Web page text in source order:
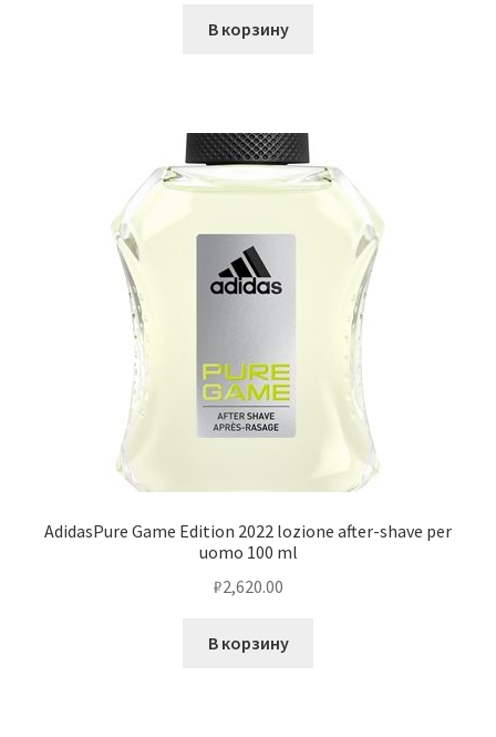
В корзину
AdidasPure Game Edition 2022 lozione after-shave per
uomo 100 ml
₽2,620.00
В корзину